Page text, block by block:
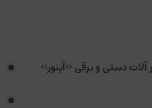
آلات دستی و برقی <<آینور>>